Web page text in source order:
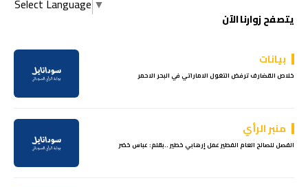
Select Language ▼
يتصفح زوارنا الآن
بيانات
خلاص القضارف ترفض التغول الاماراتي في البحر الاحمر
منبر الرأي
الفصل للصالح العام الفطير عمل إرهابي خطير ..بقلم: عباس خضر